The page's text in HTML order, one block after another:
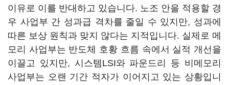
이유로 이를 반대하고 있습니다. 노조 안을 적용할 경
우 사업부 간 성과급 격차를 줄일 수 있지만, 성과에
따른 보상 원칙과 맞지 않다는 지적입니다. 실제로 메
모리 사업부는 반도체 호황 흐름 속에서 실적 개선을
이끌고 있지만, 시스템LSI와 파운드리 등 비메모리
사업부는 오랜 기간 적자가 이어지고 있는 상황입니